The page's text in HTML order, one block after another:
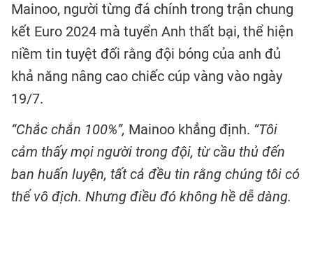
Mainoo, người từng đá chính trong trận chung
kết Euro 2024 mà tuyển Anh thất bại, thể hiện
niềm tin tuyệt đối rằng đội bóng của anh đủ
khả năng nâng cao chiếc cúp vàng vào ngày
19/7.
“Chắc chắn 100%”, Mainoo khẳng định. “Tôi
cảm thấy mọi người trong đội, từ cầu thủ đến
ban huấn luyện, tất cả đều tin rằng chúng tôi có
thể vô địch. Nhưng điều đó không hề dễ dàng.